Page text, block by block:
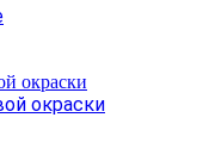
окраски